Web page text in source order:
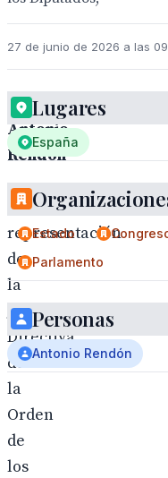
27 de junio de 2026 a las
Antonio
Rendon
.
Una
representación
de
la
Junta
Directiva
de
la
Orden
de
los
Lugares
España
Estado
Parlamento
Personas
Antonio Rendón